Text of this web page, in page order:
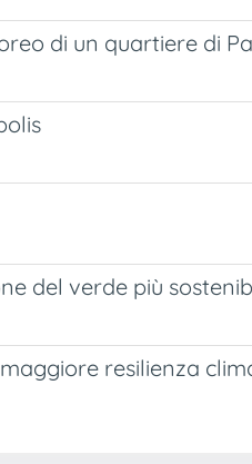
di un quartiere di
del verde più
resilienza